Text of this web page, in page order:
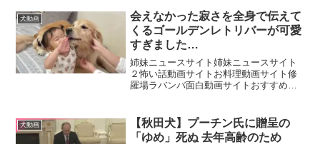
犬動画
会えなかった寂さを全身で伝えて
くるゴールデンレトリバーが可愛
すぎました…
姉妹ニュースサイト姉妹ニュースサイト
２怖い話動画サイトお料理動画サイト修
羅場ラバンバ面白動画サイトおすすめ動
中で活躍してくれたのが、今回新しく登
場した「ファーボミニ36...
犬動画
【秋田犬】プーチン氏に贈呈の
「ゆめ」死ぬ 去年高齢のため